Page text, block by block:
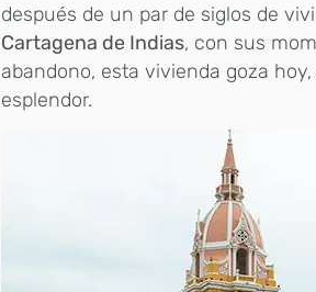
después de un par de siglos de
Cartagena de Indias, con sus
abandono, esta vivienda goza
esplendor.